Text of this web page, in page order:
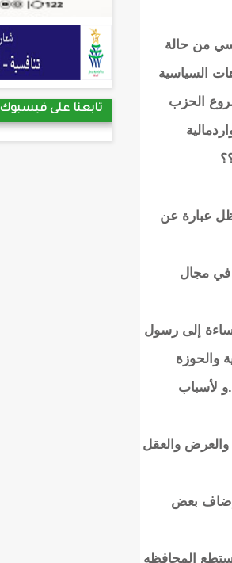
تابعنا على فيسبوك
من حالة
السياسية
الحزب
ويظل عبارة عن
في مجال
إلى رسول
والحوزة
لأسباب
والعرض والعقل
إضاف بعض
المحافظه